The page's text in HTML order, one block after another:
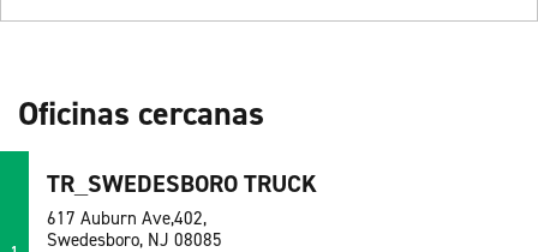
Oficinas cercanas
TR_SWEDESBORO TRUCK
617 Auburn Ave,402,
Swedesboro, NJ 08085